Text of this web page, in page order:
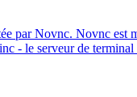
par Novnc. Novnc est
- le serveur de